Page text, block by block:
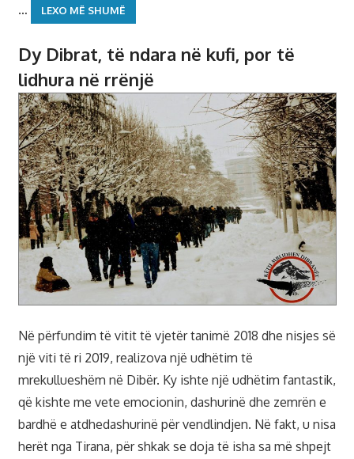
… LEXO MË SHUMË
Dy Dibrat, të ndara në kufi, por të
lidhura në rrënjë
Në përfundim të vitit të vjetër tanimë 2018 dhe nisjes së
një viti të ri 2019, realizova një udhëtim të
mrekullueshëm në Dibër. Ky ishte një udhëtim fantastik,
që kishte me vete emocionin, dashurinë dhe zemrën e
bardhë e atdhedashurinë për vendlindjen. Në fakt, u nisa
herët nga Tirana, për shkak se doja të isha sa më shpejt